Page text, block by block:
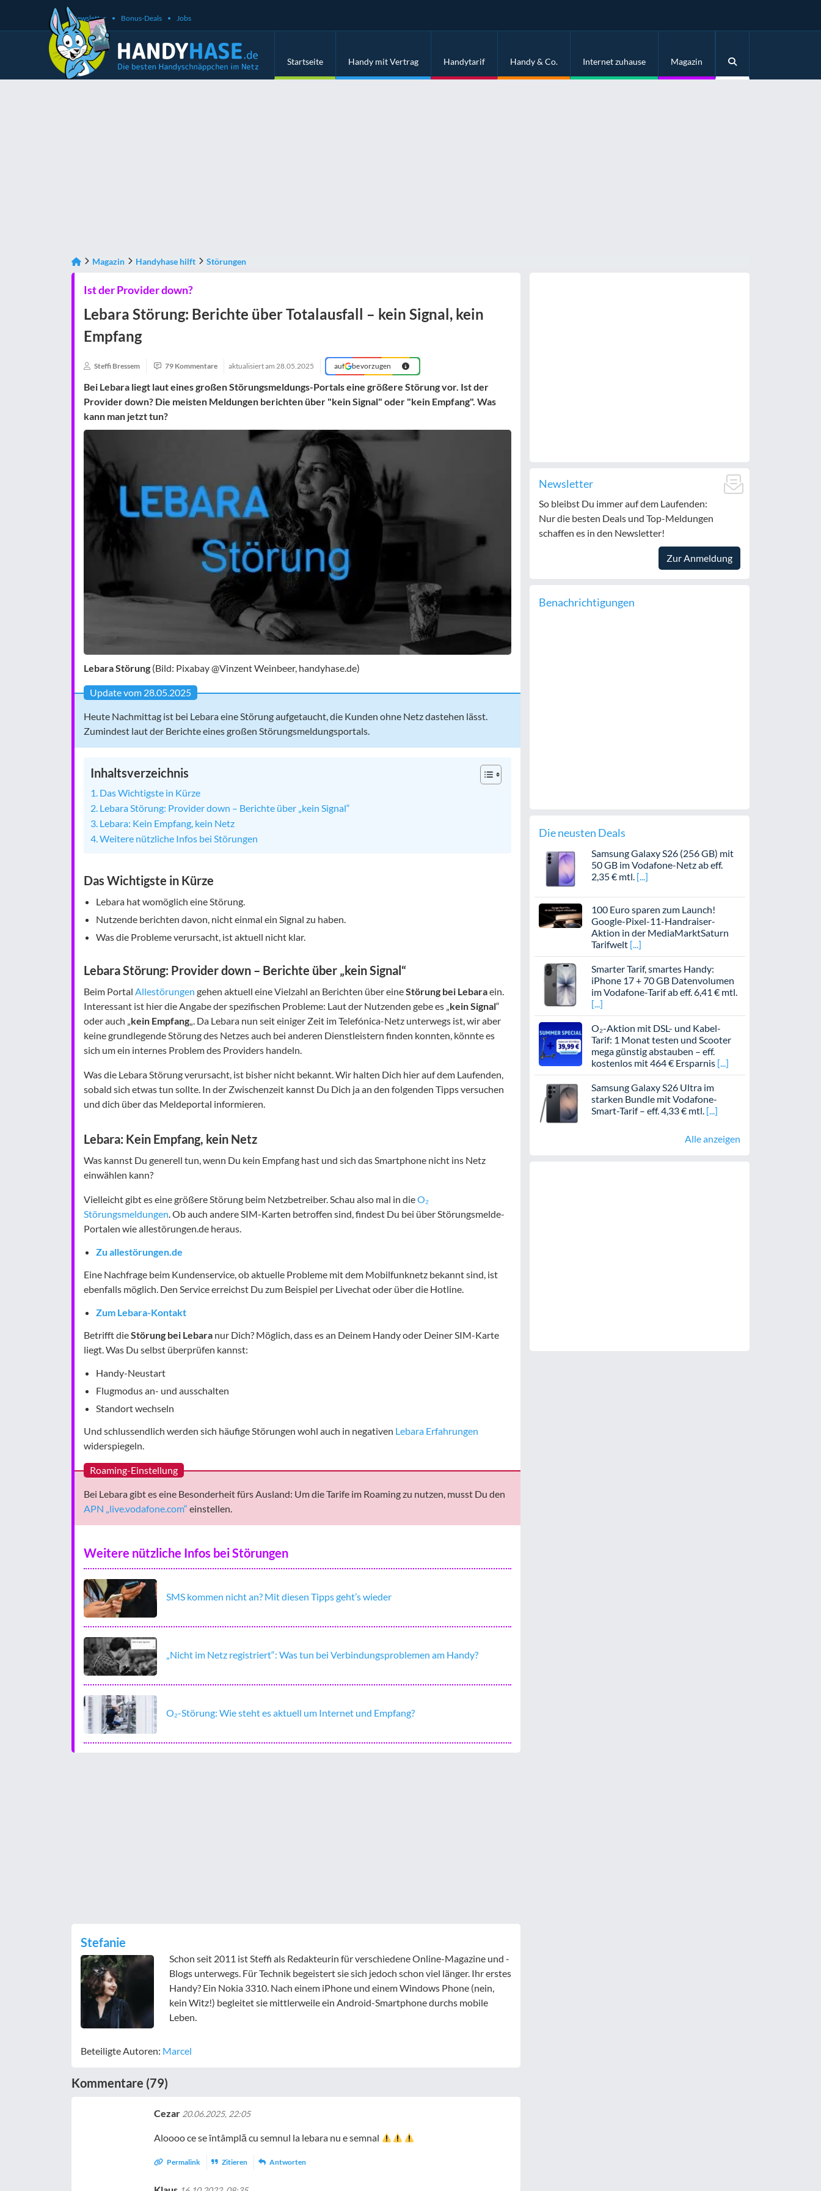
Newsletter Bonus-Deals Jobs
Startseite Handy mit Vertrag Handytarif Handy & Co. Internet zuhause Magazin
Magazin Handyhase hilft Störungen
Ist der Provider down?
Lebara Störung: Berichte über Totalausfall – kein Signal, kein
Empfang
Steffi Bressem 79 Kommentare aktualisiert am 28.05.2025 auf bevorzugen
Bei Lebara liegt laut eines großen Störungsmeldungs-Portals eine größere Störung vor. Ist der
Provider down? Die meisten Meldungen berichten über "kein Signal" oder "kein Empfang". Was
kann man jetzt tun?
Lebara Störung (Bild: Pixabay @Vinzent Weinbeer, handyhase.de)
Update vom 28.05.2025
Heute Nachmittag ist bei Lebara eine Störung aufgetaucht, die Kunden ohne Netz dastehen lässt.
Zumindest laut der Berichte eines großen Störungsmeldungsportals.
Inhaltsverzeichnis
Das Wichtigste in Kürze
Lebara Störung: Provider down – Berichte über „kein Signal“
Lebara: Kein Empfang, kein Netz
Weitere nützliche Infos bei Störungen
Das Wichtigste in Kürze
Lebara hat womöglich eine Störung.
Nutzende berichten davon, nicht einmal ein Signal zu haben.
Was die Probleme verursacht, ist aktuell nicht klar.
Lebara Störung: Provider down – Berichte über „kein Signal“
Beim Portal Allestörungen gehen aktuell eine Vielzahl an Berichten über eineStörung bei Lebaraein.
Interessant ist hier die Angabe der spezifischen Probleme: Laut der Nutzenden gebe es „kein Signal“
oder auch „kein Empfang„. Da Lebara nun seit einiger Zeit im Telefónica-Netz unterwegs ist, wir aber
keine grundlegende Störung des Netzes auch bei anderen Dienstleistern finden konnten, könnte es
sich um ein internes Problem des Providers handeln.
Was die Lebara Störung verursacht, ist bisher nicht bekannt. Wir halten Dich hier auf dem Laufenden,
sobald sich etwas tun sollte. In der Zwischenzeit kannst Du Dich ja an den folgenden Tipps versuchen
und dich über das Meldeportal informieren.
Lebara: Kein Empfang, kein Netz
Was kannst Du generell tun, wenn Du kein Empfang hast und sich das Smartphone nicht ins Netz
einwählen kann?
Vielleicht gibt es eine größere Störung beim Netzbetreiber. Schau also mal in dieO₂
Störungsmeldungen. Ob auch andere SIM-Karten betroffen sind, findest Du bei über Störungsmelde-
Portalen wie allestörungen.de heraus.
Zu allestörungen.de
Eine Nachfrage beim Kundenservice, ob aktuelle Probleme mit dem Mobilfunknetz bekannt sind, ist
ebenfalls möglich. Den Service erreichst Du zum Beispiel per Livechat oder über die Hotline.
Zum Lebara-Kontakt
Betrifft dieStörung bei Lebara nur Dich? Möglich, dass es an Deinem Handy oder Deiner SIM-Karte
liegt. Was Du selbst überprüfen kannst:
Handy-Neustart
Flugmodus an- und ausschalten
Standort wechseln
Und schlussendlich werden sich häufige Störungen wohl auch in negativen Lebara Erfahrungen
widerspiegeln.
Roaming-Einstellung
Bei Lebara gibt es eine Besonderheit fürs Ausland: Um die Tarife im Roaming zu nutzen, musst Du den
APN „live.vodafone.com“ einstellen.
Weitere nützliche Infos bei Störungen
SMS kommen nicht an? Mit diesen Tipps geht’s wieder
„Nicht im Netz registriert“: Was tun bei Verbindungsproblemen am Handy?
O₂-Störung: Wie steht es aktuell um Internet und Empfang?
Stefanie
Schon seit 2011 ist Steffi als Redakteurin für verschiedene Online-Magazine und -
Blogs unterwegs. Für Technik begeistert sie sich jedoch schon viel länger. Ihr erstes
Handy? Ein Nokia 3310. Nach einem iPhone und einem Windows Phone (nein,
kein Witz!) begleitet sie mittlerweile ein Android-Smartphone durchs mobile
Leben.
Beteiligte Autoren: Marcel
Kommentare (79)
Cezar 20.06.2025, 22:05
Aloooo ce se întâmplă cu semnul la lebara nu e semnal
Permalink Zitieren Antworten
Newsletter
So bleibst Du immer auf dem Laufenden:
Nur die besten Deals und Top-Meldungen
schaffen es in den Newsletter!
Zur Anmeldung
Benachrichtigungen
Die neusten Deals
Samsung Galaxy S26 (256 GB) mit
50 GB im Vodafone-Netz ab eff.
2,35 € mtl.
100 Euro sparen zum Launch!
Google-Pixel-11-Handraiser-
Aktion in der MediaMarktSaturn
Tarifwelt
Smarter Tarif, smartes Handy:
iPhone 17 + 70 GB Datenvolumen
im Vodafone-Tarif ab eff. 6,41 € mtl.
O₂-Aktion mit DSL- und Kabel-
Tarif: 1 Monat testen und Scooter
mega günstig abstauben – eff.
kostenlos mit 464 € Ersparnis
Samsung Galaxy S26 Ultra im
starken Bundle mit Vodafone-
Smart-Tarif – eff. 4,33 € mtl.
Alle anzeigen